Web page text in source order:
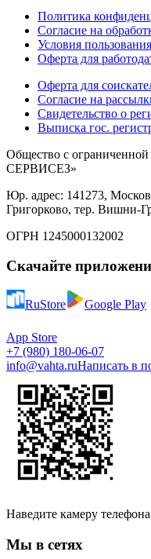
Политика
Согласие на
Условия
Оферта для
Оферта для
Согласие на
Свидетельство о
Выписка гос.
Общество с
СЕРВИСЕЗ»
Юр. адрес: 141273,
Григорково, тер. Вишни-
ОГРН 1245000132002
Скачайте
RuStore Google Play
App Store
+7 (980) 180-06-07
info@vahta.ruНаписать в
Наведите камеру
Мы в сетях